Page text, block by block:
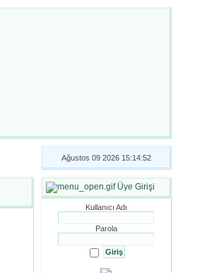
Ağustos 09 2026 15:14:52
Üye Girişi
Kullanıcı Adı
Parola